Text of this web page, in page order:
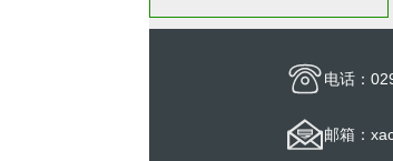
电话：
邮箱：